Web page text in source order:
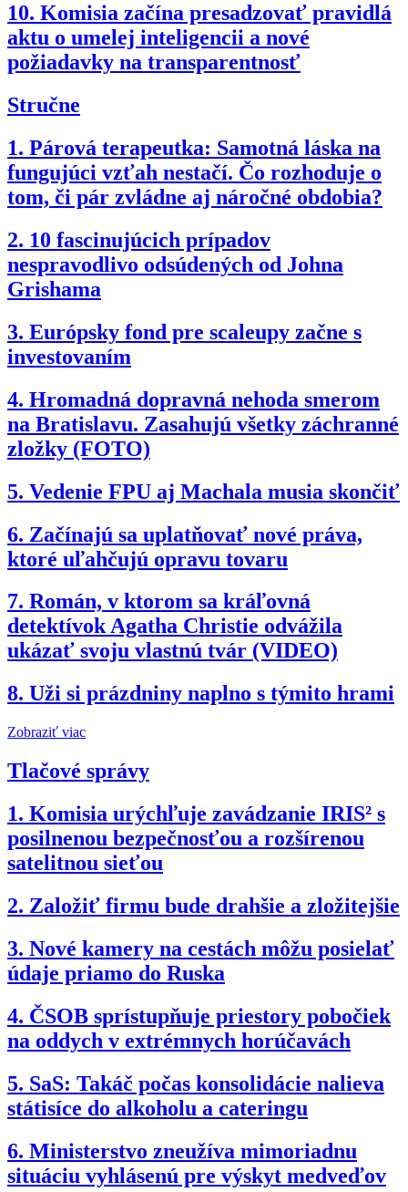
10. Komisia začína presadzovať pravidlá
aktu o umelej inteligencii a nové
požiadavky na transparentnosť
Stručne
1. Párová terapeutka: Samotná láska na
fungujúci vzťah nestačí. Čo rozhoduje o
tom, či pár zvládne aj náročné obdobia?
2. 10 fascinujúcich prípadov
nespravodlivo odsúdených od Johna
Grishama
3. Európsky fond pre scaleupy začne s
investovaním
4. Hromadná dopravná nehoda smerom
na Bratislavu. Zasahujú všetky záchranné
zložky (FOTO)
5. Vedenie FPU aj Machala musia skončiť
6. Začínajú sa uplatňovať nové práva,
ktoré uľahčujú opravu tovaru
7. Román, v ktorom sa kráľovná
detektívok Agatha Christie odvážila
ukázať svoju vlastnú tvár (VIDEO)
8. Uži si prázdniny naplno s týmito hrami
Zobraziť viac
Tlačové správy
1. Komisia urýchľuje zavádzanie IRIS² s
posilnenou bezpečnosťou a rozšírenou
satelitnou sieťou
2. Založiť firmu bude drahšie a zložitejšie
3. Nové kamery na cestách môžu posielať
údaje priamo do Ruska
4. ČSOB sprístupňuje priestory pobočiek
na oddych v extrémnych horúčavách
5. SaS: Takáč počas konsolidácie nalieva
státisíce do alkoholu a cateringu
6. Ministerstvo zneužíva mimoriadnu
situáciu vyhlásenú pre výskyt medveďov